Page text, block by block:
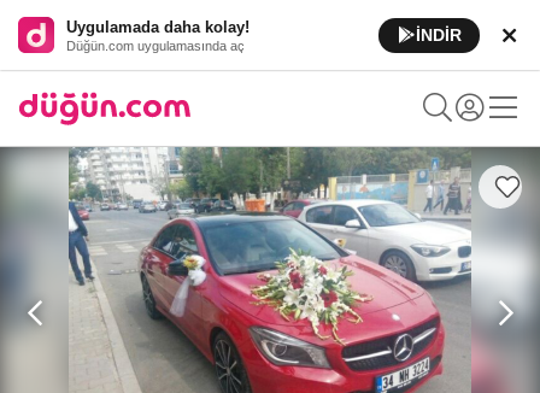
Uygulamada daha kolay!
Düğün.com uygulamasında aç
İNDİR